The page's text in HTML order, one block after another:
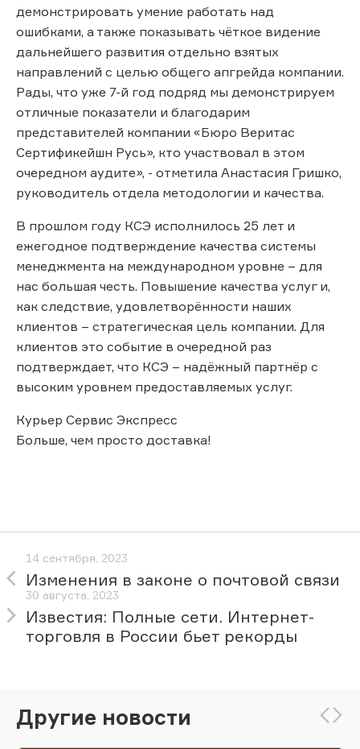
демонстрировать умение работать над
ошибками, а также показывать чёткое видение
дальнейшего развития отдельно взятых
направлений с целью общего апгрейда компании.
Рады, что уже 7-й год подряд мы демонстрируем
отличные показатели и благодарим
представителей компании «Бюро Веритас
Сертификейшн Русь», кто участвовал в этом
очередном аудите», - отметила Анастасия Гришко,
руководитель отдела методологии и качества.
В прошлом году КСЭ исполнилось 25 лет и
ежегодное подтверждение качества системы
менеджмента на международном уровне – для
нас большая честь. Повышение качества услуг и,
как следствие, удовлетворённости наших
клиентов – стратегическая цель компании. Для
клиентов это событие в очередной раз
подтверждает, что КСЭ – надёжный партнёр с
высоким уровнем предоставляемых услуг.
Курьер Сервис Экспресс
Больше, чем просто доставка!
14 сентября, 2023
Изменения в законе о почтовой связи
30 августа, 2023
Известия: Полные сети. Интернет-
торговля в России бьет рекорды
Другие новости